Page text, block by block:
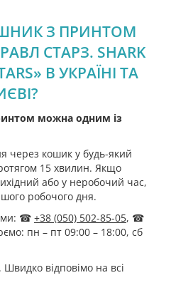
З ПРИНТОМ
СТАРЗ. SHARK
В УКРАЇНІ ТА
можна одним із
через кошик у будь-який
15 хвилин. Якщо
або у неробочий час,
робочого дня.
☎ +38 (050) 502-85-05, ☎
пн – пт 09:00 – 18:00, сб
відповімо на всі